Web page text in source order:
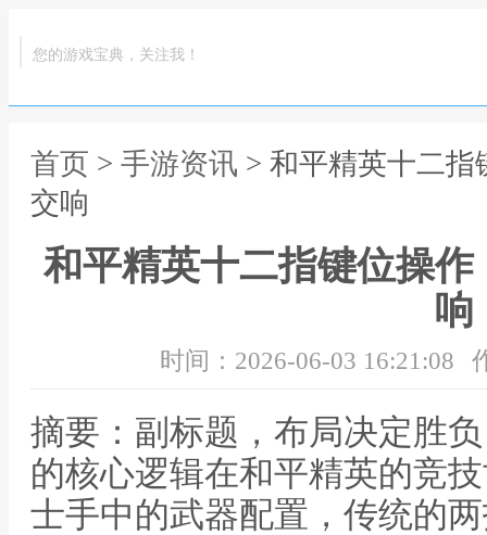
您的游戏宝典，关注我！
首页 > 手游资讯 > 和平精英十二
交响
和平精英十二指键位操
响
时间：2026-06-03 16:21:08
摘要：副标题，布局决定胜
的核心逻辑在和平精英的竞
士手中的武器配置，传统的